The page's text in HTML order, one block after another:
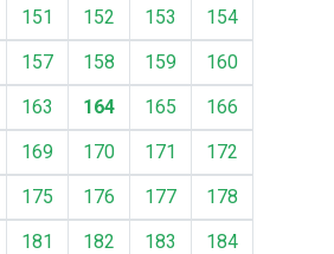
151 152 153
154
157 158 159
160
163 164 165
166
169 170 171
172
175 176 177
178
181 182 183
184